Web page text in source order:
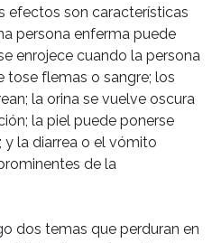
efectos son características
persona enferma puede
enrojece cuando la persona
tose flemas o sangre; los
la orina se vuelve oscura
la piel puede ponerse
y la diarrea o el vómito
de la
dos temas que perduran en